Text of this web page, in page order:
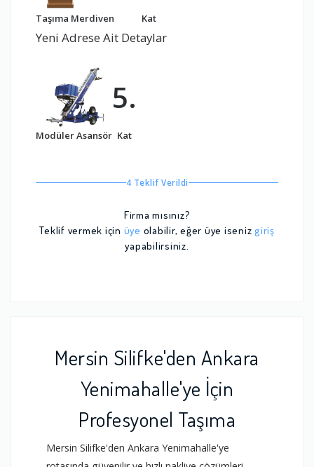
Taşıma Merdiven Kat
Yeni Adrese Ait Detaylar
Modüler Asansör
5.
Kat
4 Teklif Verildi
Firma mısınız?
Teklif vermek için üye olabilir, eğer üye iseniz giriş
yapabilirsiniz.
Mersin Silifke'den Ankara
Yenimahalle'ye İçin
Profesyonel Taşıma
Mersin Silifke'den Ankara Yenimahalle'ye